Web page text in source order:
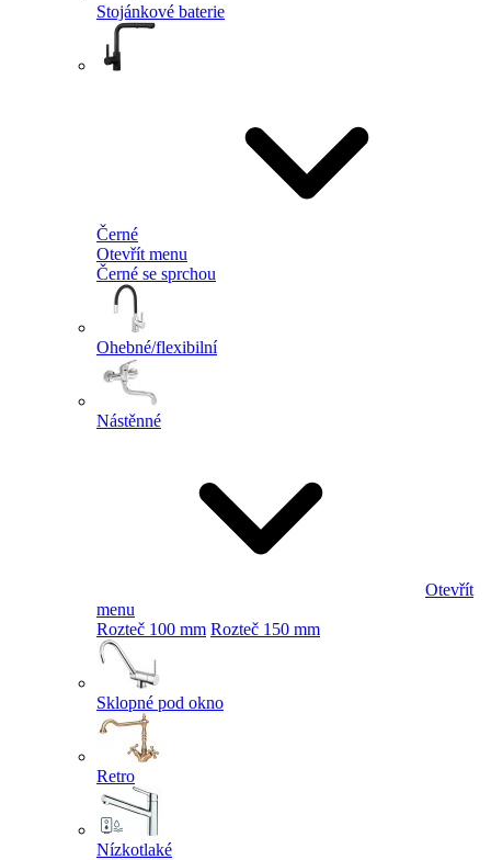
Stojánkové baterie
Černé
Otevřít menu
Černé se sprchou
Ohebné/flexibilní
Nástěnné
Otevřít
menu
Rozteč 100 mm Rozteč 150 mm
Sklopné pod okno
Retro
Nízkotlaké